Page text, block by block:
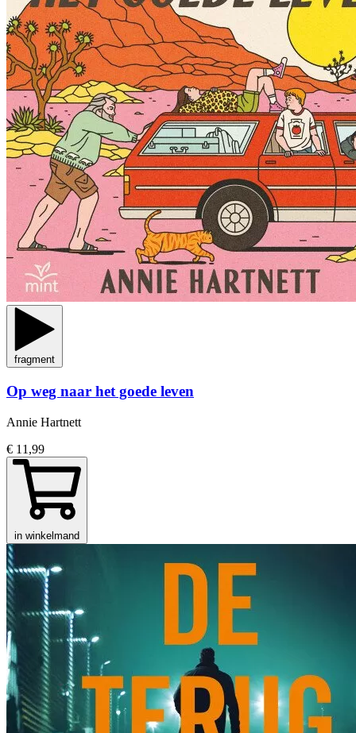
fragment
Op weg naar het goede leven
Annie Hartnett
€ 11,99
in winkelmand